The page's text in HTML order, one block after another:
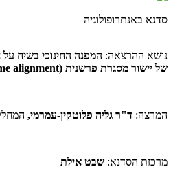
סדנא באנתרופולוגיה
נושא ההרצאה: המפנה החינוכי בשיח
של יישור מסגרת פרשנית (frame alignment)
המרצה: ד"ר גליה פלוטקין-עמרמי,
מרכזת הסדנא: שבט אילת